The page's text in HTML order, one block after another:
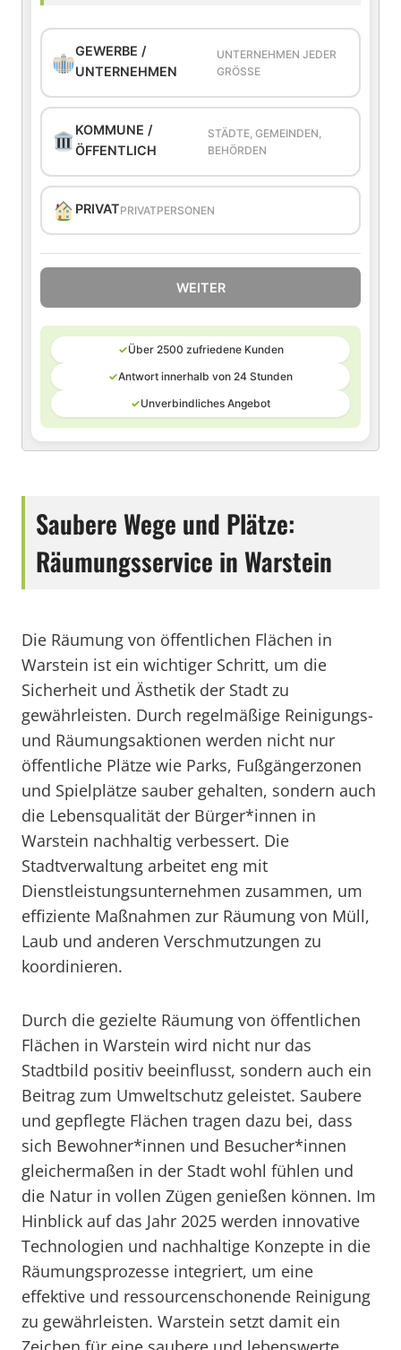
GEWERBE /
UNTERNEHMEN
UNTERNEHMEN JEDER
GRÖSSE
KOMMUNE /
ÖFFENTLICH
STÄDTE, GEMEINDEN,
BEHÖRDEN
PRIVATPRIVATPERSONEN
WEITER
✓Über 2500 zufriedene Kunden
✓Antwort innerhalb von 24 Stunden
✓Unverbindliches Angebot
Saubere Wege und Plätze:
Räumungsservice in Warstein
Die Räumung von öffentlichen Flächen in
Warstein ist ein wichtiger Schritt, um die
Sicherheit und Ästhetik der Stadt zu
gewährleisten. Durch regelmäßige Reinigungs-
und Räumungsaktionen werden nicht nur
öffentliche Plätze wie Parks, Fußgängerzonen
und Spielplätze sauber gehalten, sondern auch
die Lebensqualität der Bürger*innen in
Warstein nachhaltig verbessert. Die
Stadtverwaltung arbeitet eng mit
Dienstleistungsunternehmen zusammen, um
effiziente Maßnahmen zur Räumung von Müll,
Laub und anderen Verschmutzungen zu
koordinieren.
Durch die gezielte Räumung von öffentlichen
Flächen in Warstein wird nicht nur das
Stadtbild positiv beeinflusst, sondern auch ein
Beitrag zum Umweltschutz geleistet. Saubere
und gepflegte Flächen tragen dazu bei, dass
sich Bewohner*innen und Besucher*innen
gleichermaßen in der Stadt wohl fühlen und
die Natur in vollen Zügen genießen können. Im
Hinblick auf das Jahr 2025 werden innovative
Technologien und nachhaltige Konzepte in die
Räumungsprozesse integriert, um eine
effektive und ressourcenschonende Reinigung
zu gewährleisten. Warstein setzt damit ein